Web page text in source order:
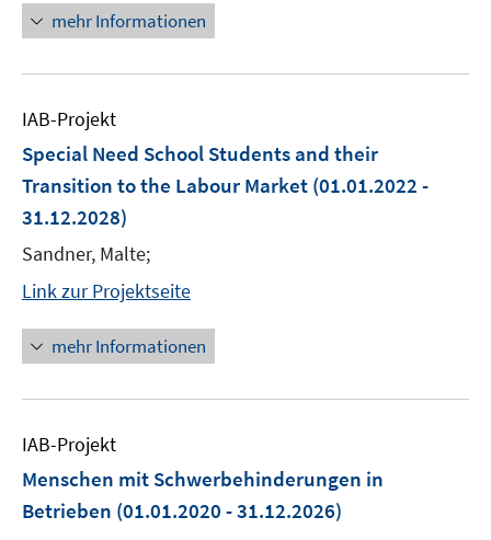
mehr Informationen
IAB-Projekt
Special Need School Students and their
Transition to the Labour Market (01.01.2022 -
31.12.2028)
Sandner, Malte;
Link zur Projektseite
mehr Informationen
IAB-Projekt
Menschen mit Schwerbehinderungen in
Betrieben (01.01.2020 - 31.12.2026)